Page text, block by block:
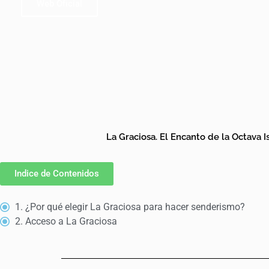
La Graciosa. El Encanto de la Octava
Indice de Contenidos
1. ¿Por qué elegir La Graciosa para hacer senderismo?
2. Acceso a La Graciosa